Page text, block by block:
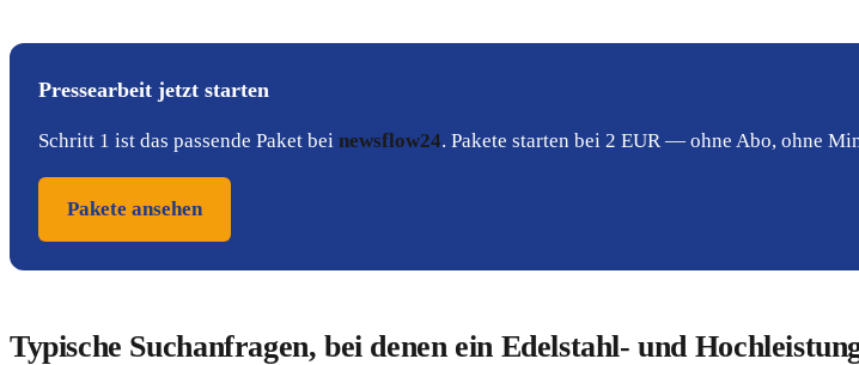
Pressearbeit jetzt starten
Schritt 1 ist das passende Paket bei newsflow24. Pakete starten bei 2 EUR — ohne Abo, ohne
Pakete ansehen
Typische Suchanfragen, bei denen ein Edelstahl- und